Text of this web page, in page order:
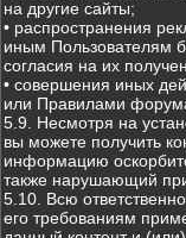
на другие сайты;
• распространения
иным Пользователям
согласия на их
• совершения иных
или Правилами
5.9. Несмотря на
вы можете получить
информацию
также нарушающий
5.10. Всю
его требованиям